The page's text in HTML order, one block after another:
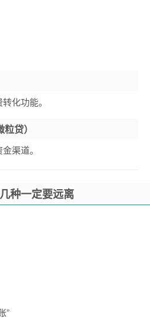
化功能。
贷）
渠道。
种一定要远离
”